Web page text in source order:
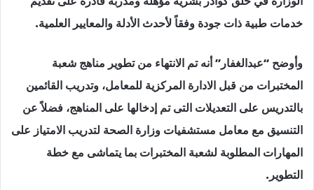
خدمات طبية ذات جودة وفقاً لأحدث الأدلة والمعايير العلمية.
وأوضح “عبدالغفار” أنه تم الانتهاء من تطوير مناهج شعبة
المختبرات من قبل الادارة المركزية للمعامل، وتدريب القائمين
بالتدريس على التعديلات التى تم إدخالها على المناهج، فضلاً عن
التنسيق مع معامل مستشفيات وزارة الصحة لتدريب الامتياز على
المهارات المطلوبة لشعبة المختبرات بما يتماشى مع خطة
التطوير.